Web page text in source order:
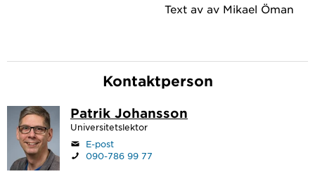
Text av av Mikael Öman
Kontaktperson
Patrik Johansson
Universitetslektor
E-post
090-786 99 77